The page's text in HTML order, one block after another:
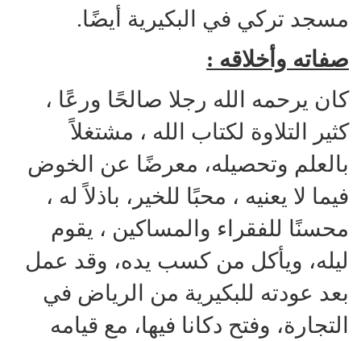
مسجد تركي في البكيرية أيضًا.
صفاته وأخلاقه :
كان يرحمه الله رجلا صالحًا ورعًا ،
كثير التلاوة لكتاب الله ، مشتغلاً
بالعلم وتحصيله، معرضًا عن الخوض
فيما لا يعنيه ، محبًا للخير، باذلاً له ،
محسنًا للفقراء والمساكين ، يقوم
ليله، ويأكل من كسب يده، وقد عمل
بعد عودته للبكيرية من الرياض في
التجارة، وفتح دكانا فيها، مع قيامه